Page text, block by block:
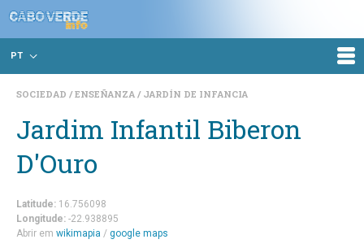
PT
SOCIEDAD ENSEÑANZA JARDÍN DE INFANCIA
Jardim Infantil Biberon
D'Ouro
Latitude: 16.756098
Longitude: -22.938895
Abrir em wikimapia / google maps